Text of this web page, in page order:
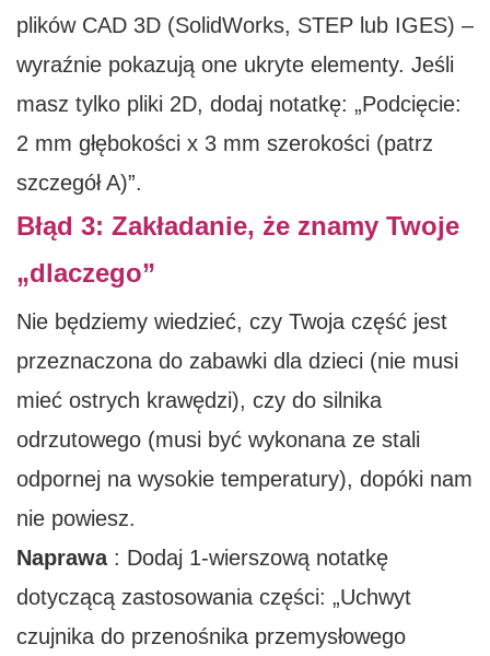
plików CAD 3D (SolidWorks, STEP lub IGES) –
wyraźnie pokazują one ukryte elementy. Jeśli
masz tylko pliki 2D, dodaj notatkę: „Podcięcie:
2 mm głębokości x 3 mm szerokości (patrz
szczegół A)”.
Błąd 3: Zakładanie, że znamy Twoje
„dlaczego”
Nie będziemy wiedzieć, czy Twoja część jest
przeznaczona do zabawki dla dzieci (nie musi
mieć ostrych krawędzi), czy do silnika
odrzutowego (musi być wykonana ze stali
odpornej na wysokie temperatury), dopóki nam
nie powiesz.
Naprawa: Dodaj 1-wierszową notatkę
dotyczącą zastosowania części: „Uchwyt
czujnika do przenośnika przemysłowego